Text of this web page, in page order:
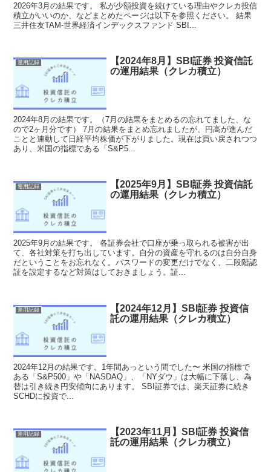
2026年3月の結果です。 私が少額投資を続けている理由やクレカ投信
積立がいいのか、などまとめたページは以下を参照ください。 結果
三井住友TAM-世界経済インデックスファンド SBI...
運用記録
【2024年8月】SBI証券 投資信託
の運用結果（クレカ積立）
2024年8月の結果です。（7月の結果をまとめるの忘れてました、な
ので2ヶ月分です） 7月の結果をまとめ忘れましたが、円高が進んだ
ことと連動して日経平均株価が下がりました。現在は買い戻されつつ
あり、米国の指標である「S&P5...
運用記録
【2025年9月】SBI証券 投資信託
の運用結果（クレカ積立）
2025年9月の結果です。 各証券会社で口座が乗っ取られる被害が出
て、各社対策を打ち出しています。自分の資産を守れるのは自分自身
だということをお忘れなく。パスワードの変更だけでなく、二段階認
証を設定するなど対策はしておきましょう。証...
運用記録
【2024年12月】SBI証券 投資信
託の運用結果（クレカ積立）
2024年12月の結果です。1年間あっという間でした〜 米国の指標で
ある「S&P500」や「NASDAQ」、「NYダウ」は大幅に下落し、為
替は引き続き円安傾向にあります。 SBI証券では、楽天証券に続き
SCHDに投資で...
運用記録
【2023年11月】SBI証券 投資信
託の運用結果（クレカ積立）